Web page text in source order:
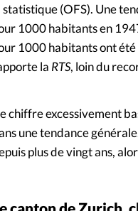
statistique (OFS). Une
1000 habitants en
1000 habitants ont été
la RTS, loin du
chiffre excessivement
une tendance
plus de vingt ans,